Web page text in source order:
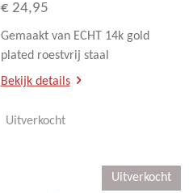
€ 24,95
Gemaakt van ECHT 14k gold
plated roestvrij staal
Bekijk details
Uitverkocht
Uitverkocht